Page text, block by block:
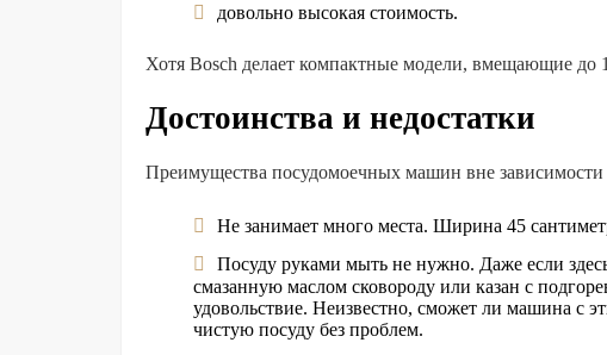
довольно высокая стоимость.
Хотя Bosch делает компактные модели, вмещающие до
Достоинства и недостатки
Преимущества посудомоечных машин вне
Не занимает много места. Ширина 45
Посуду руками мыть не нужно. Даже если
смазанную маслом сковороду или казан с
удовольствие. Неизвестно, сможет ли машина с
чистую посуду без проблем.